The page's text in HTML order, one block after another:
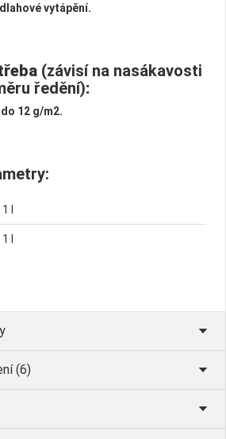
vytápění.
(závisí na nasákavosti
ředění):
do 12 g/m2.
1 l
1 l
(6)